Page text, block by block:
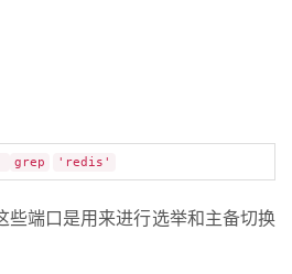
grep 'redis'
些端口是用来进行选举和主备切换